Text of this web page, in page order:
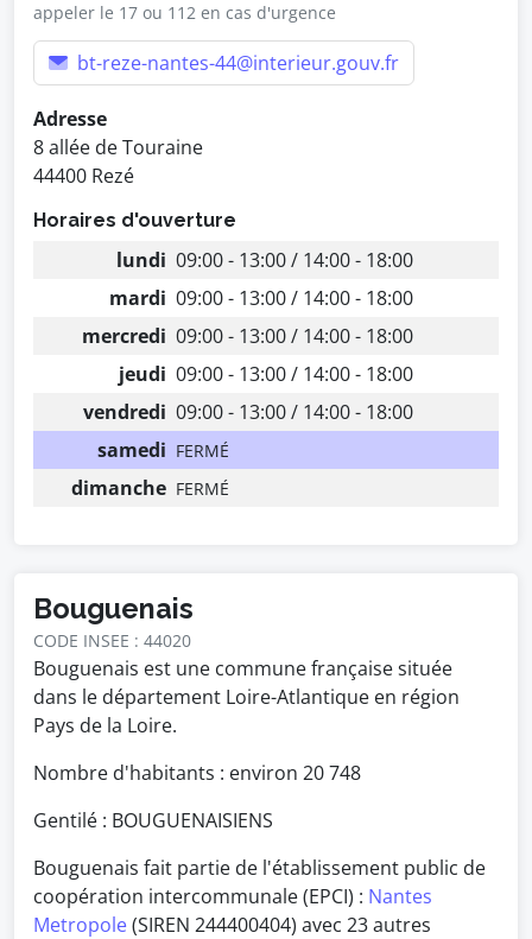
appeler le 17 ou 112 en cas d'urgence
bt-reze-nantes-44@interieur.gouv.fr
Adresse
8 allée de Touraine
44400 Rezé
Horaires d'ouverture
lundi 09:00 - 13:00 / 14:00 - 18:00
mardi 09:00 - 13:00 / 14:00 - 18:00
mercredi 09:00 - 13:00 / 14:00 - 18:00
jeudi 09:00 - 13:00 / 14:00 - 18:00
vendredi 09:00 - 13:00 / 14:00 - 18:00
samedi FERMÉ
dimanche FERMÉ
Bouguenais
CODE INSEE : 44020
Bouguenais est une commune française située
dans le département Loire-Atlantique en région
Pays de la Loire.
Nombre d'habitants : environ 20 748
Gentilé : BOUGUENAISIENS
Bouguenais fait partie de l'établissement public de
coopération intercommunale (EPCI) : Nantes
Metropole(SIREN 244400404) avec 23 autres